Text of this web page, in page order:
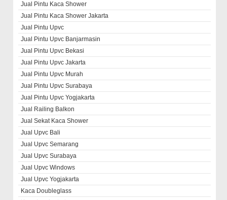
Jual Pintu Kaca Shower
Jual Pintu Kaca Shower Jakarta
Jual Pintu Upvc
Jual Pintu Upvc Banjarmasin
Jual Pintu Upvc Bekasi
Jual Pintu Upvc Jakarta
Jual Pintu Upvc Murah
Jual Pintu Upvc Surabaya
Jual Pintu Upvc Yogjakarta
Jual Railing Balkon
Jual Sekat Kaca Shower
Jual Upvc Bali
Jual Upvc Semarang
Jual Upvc Surabaya
Jual Upvc Windows
Jual Upvc Yogjakarta
Kaca Doubleglass